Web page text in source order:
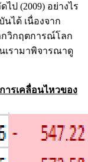
ป (2009) อย่างไร
ได้ เนื่องจาก
วิกฤตการณ์โลก
เรามาพิจารณาดู
ารเคลื่อนไหวของ